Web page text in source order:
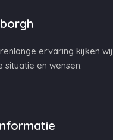
ervaring kijken
situatie en wensen.